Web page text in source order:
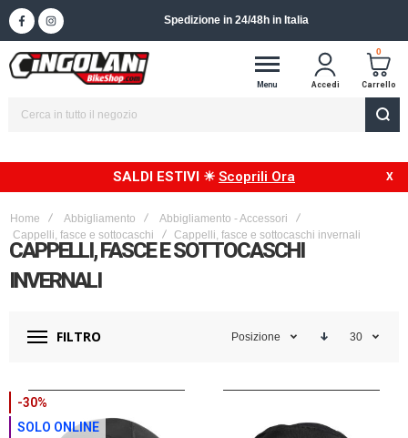
Spedizione in 24/48h in Italia
Menu Accedi
0
Carrello
SALDI ESTIVI ☀ Scoprili Ora
Home Abbigliamento
Abbigliamento - Accessori
Cappelli, fasce e sottocaschi
Cappelli, fasce e sottocaschi invernali
CAPPELLI, FASCE E SOTTOCASCHI
INVERNALI
FILTRO Posizione 30
-30%
SOLO ONLINE